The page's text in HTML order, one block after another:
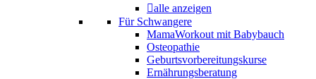
alle anzeigen
Für Schwangere
MamaWorkout mit Babybauch
Osteopathie
Geburtsvorbereitungskurse
Ernährungsberatung